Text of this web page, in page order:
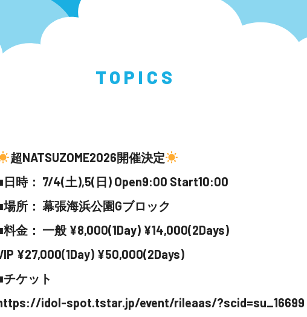
TOPICS
超NATSUZOME2026開催決定
日時： 7/4(土),5(日) Open9:00 Start10:00
場所： 幕張海浜公園Gブロック
料金： 一般 ¥8,000(1Day) ¥14,000(2Days)
¥27,000(1Day) ¥50,000(2Days)
チケット
idol-spot.tstar.jp/event/rileaas/?scid=su_16699